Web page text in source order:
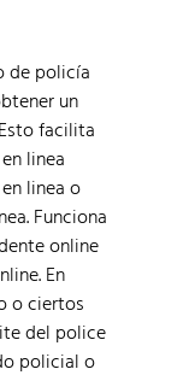
de policía
un
facilita
linea
linea o
Funciona
online
En
o ciertos
del police
policial o